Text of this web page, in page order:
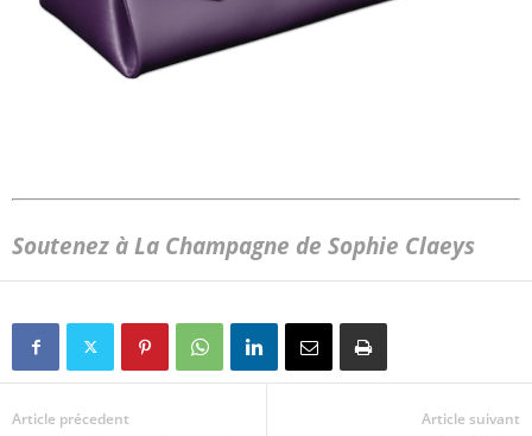
Soutenez à La Champagne de Sophie Claeys
Article précedent Article suivant